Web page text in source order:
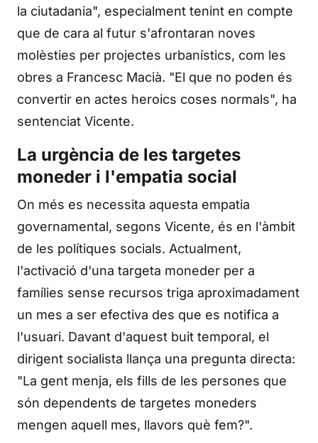
la ciutadania", especialment tenint en compte
que de cara al futur s'afrontaran noves
molèsties per projectes urbanístics, com les
obres a Francesc Macià. "El que no poden és
convertir en actes heroics coses normals", ha
sentenciat Vicente.
La urgència de les targetes
moneder i l'empatia social
On més es necessita aquesta empatia
governamental, segons Vicente, és en l'àmbit
de les polítiques socials. Actualment,
l'activació d'una targeta moneder per a
famílies sense recursos triga aproximadament
un mes a ser efectiva des que es notifica a
l'usuari. Davant d'aquest buit temporal, el
dirigent socialista llança una pregunta directa:
"La gent menja, els fills de les persones que
són dependents de targetes moneders
mengen aquell mes, llavors què fem?".